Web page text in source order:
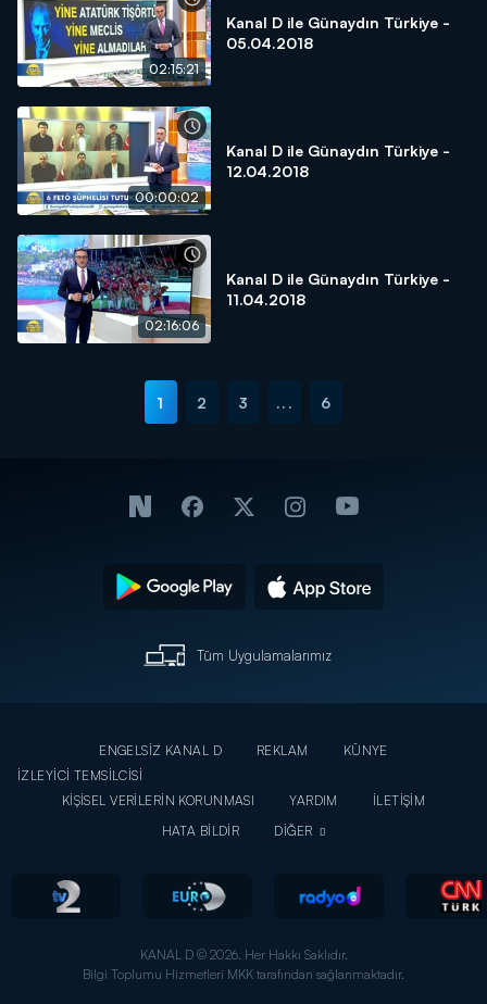
02:15:21
Kanal D ile Günaydın Türkiye -
05.04.2018
00:00:02
Kanal D ile Günaydın Türkiye -
12.04.2018
02:16:06
Kanal D ile Günaydın Türkiye -
11.04.2018
1 2 3 ... 6
Tüm Uygulamalarımız
ENGELSİZ KANAL D REKLAM
KÜNYE
İZLEYİCİ TEMSİLCİSİ
KİŞİSEL VERİLERİN KORUNMASI
YARDIM
İLETİŞİM
HATA BİLDİR
DİĞER
KANAL D © 2026. Her Hakkı Saklıdır.
Bilgi Toplumu Hizmetleri MKK tarafından sağlanmaktadır.